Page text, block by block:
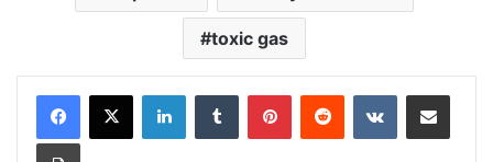
toxic gas
LinkedInTumblr PinterestReddit VKontakteShare via Email
Print